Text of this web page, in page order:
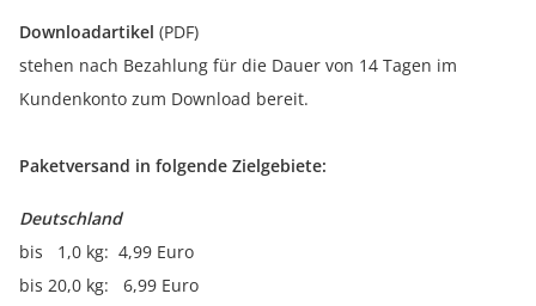
Downloadartikel (PDF)
stehen nach Bezahlung für die Dauer von 14 Tagen im
Kundenkonto zum Download bereit.
Paketversand in folgende Zielgebiete:
Deutschland
bis 1,0 kg: 4,99 Euro
bis 20,0 kg: 6,99 Euro